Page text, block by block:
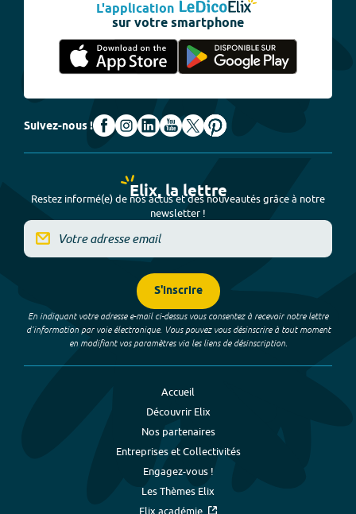
L'application
sur votre smartphone
Suivez-nous !
Elix, la lettre
Restez informé(e) de nos actus et des nouveautés grâce à notre
newsletter !
S'inscrire
En indiquant votre adresse e-mail ci-dessus vous consentez à recevoir notre lettre
d’information par voie électronique. Vous pouvez vous désinscrire à tout moment
en modifiant vos paramètres via les liens de désinscription.
Accueil
Découvrir Elix
Nos partenaires
Entreprises et Collectivités
Engagez-vous !
Les Thèmes Elix
Elix académie